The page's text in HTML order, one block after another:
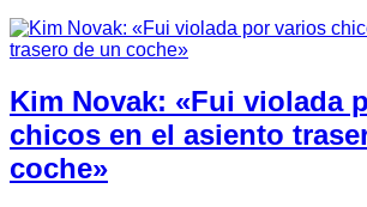
Kim Novak: «Fui violada
chicos en el asiento
coche»